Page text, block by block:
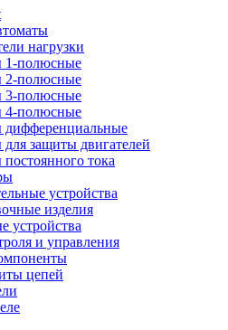
нагрузки
1-полюсные
2-полюсные
3-полюсные
4-полюсные
дифференциальные
защиты двигателей
тока
устройства
изделия
устройства
и управления
цепей